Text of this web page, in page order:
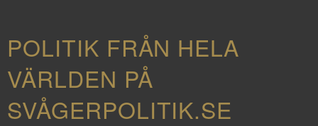
POLITIK FRÅN HELA
VÄRLDEN PÅ
SVÅGERPOLITIK.SE